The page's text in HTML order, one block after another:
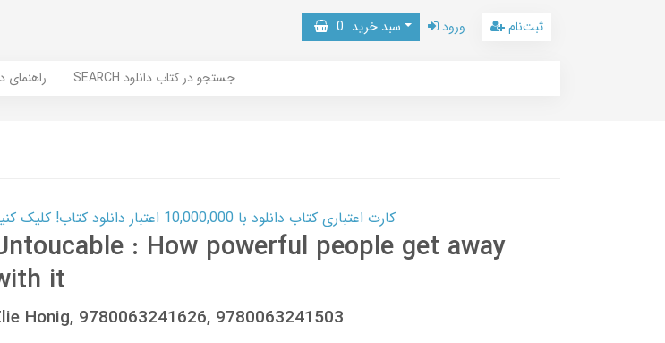
سبد خرید 0 ورود ثبت‌نام
راهنمای SEARCH جستجو در کتاب دانلود
کارت اعتباری کتاب دانلود با 10,000,000 اعتبار دانلود کتاب! کلیک کنید
: How powerful people get away
it
Honig, 9780063241626, 9780063241503